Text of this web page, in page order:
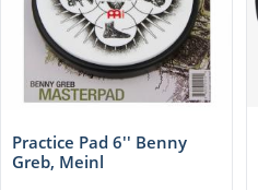
Practice Pad 6'' Benny
Greb, Meinl